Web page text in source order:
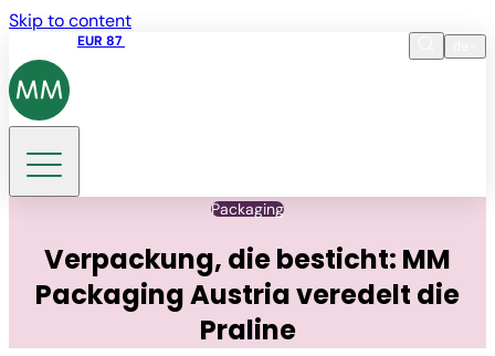
Skip to content
EUR 87
DE
Packaging
Verpackung, die besticht: MM
Packaging Austria veredelt die
Praline